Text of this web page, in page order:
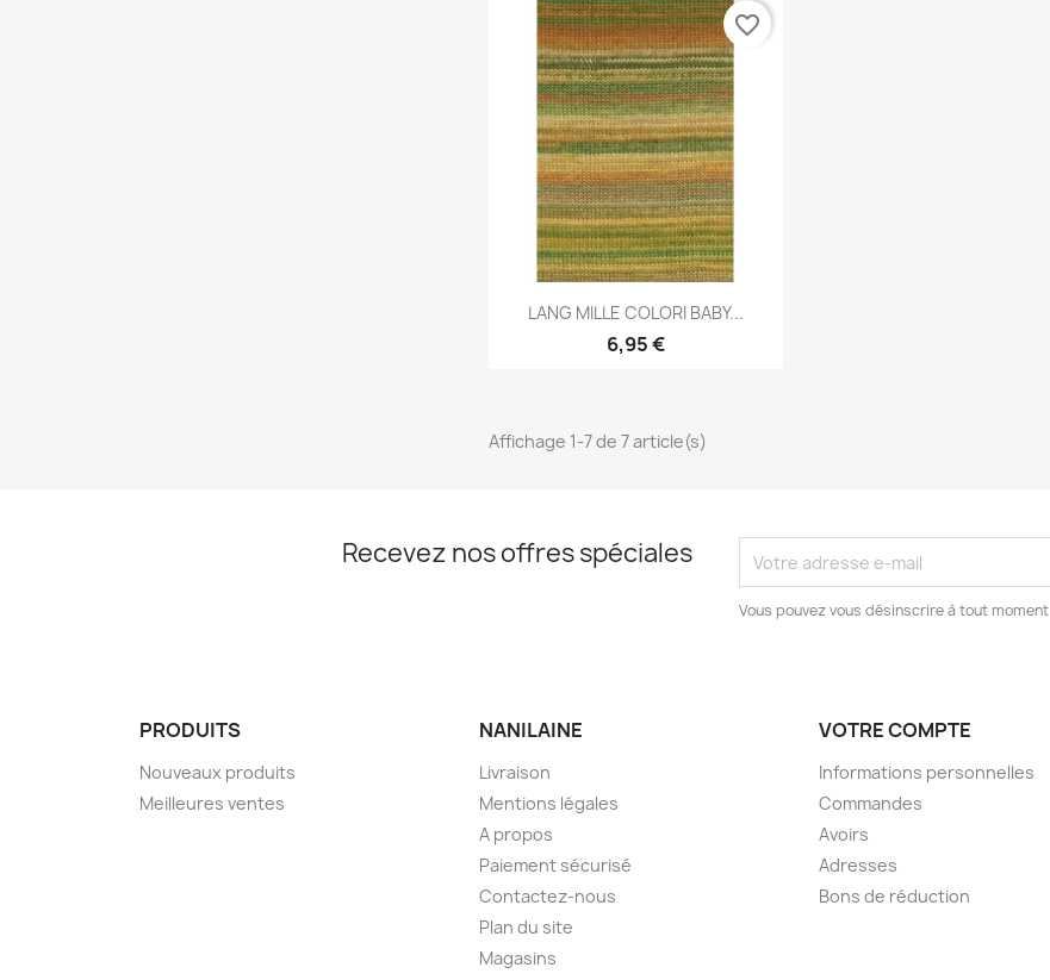
Aperçu rapide
LANG MILLE COLORI BABY...
6,95 €
favorite_border
Affichage 1-7 de 7 article(s)
Recevez nos offres spéciales
Vous pouvez vous désinscrire à tout moment
PRODUITS
Nouveaux produits
Meilleures ventes
NANILAINE
Livraison
Mentions légales
A propos
Paiement sécurisé
Contactez-nous
Plan du site
Magasins
VOTRE COMPTE
Informations personnelles
Commandes
Avoirs
Adresses
Bons de réduction